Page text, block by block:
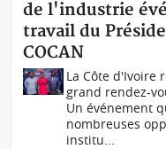
de l'industrie
travail du
COCAN
La Côte d'Ivoire
grand rendez-
Un événement
nombreuses
institu...